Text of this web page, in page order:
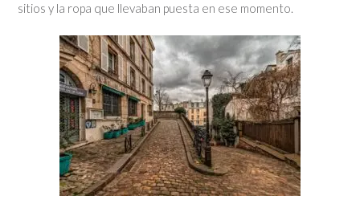
sitios y la ropa que llevaban puesta en ese momento.